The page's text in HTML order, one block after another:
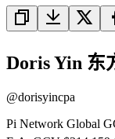
Doris Yin 东
@dorisyincpa
Pi Network Global